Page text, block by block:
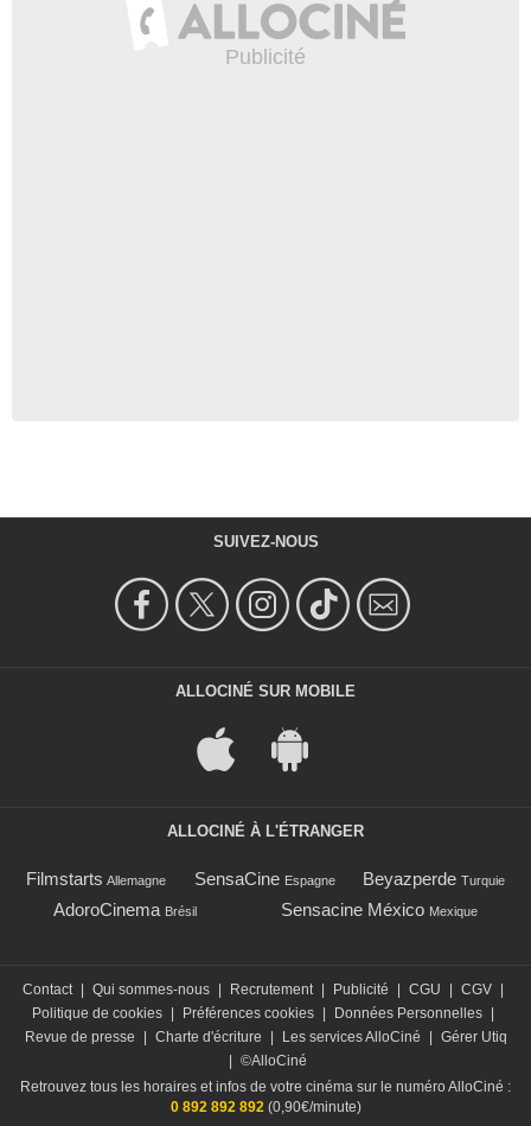
SUIVEZ-NOUS
ALLOCINÉ SUR MOBILE
ALLOCINÉ À L'ÉTRANGER
Filmstarts Allemagne SensaCine Espagne Beyazperde Turquie
AdoroCinema Brésil Sensacine México Mexique
Contact Qui sommes-nous Recrutement Publicité CGU CGV
Politique de cookies
Préférences cookies Données Personnelles
Revue de presse
Charte d'écriture Les services AlloCiné
Gérer Utiq
©AlloCiné
Retrouvez tous les horaires et infos de votre cinéma sur le numéro AlloCiné :
0 892 892 892(0,90€/minute)